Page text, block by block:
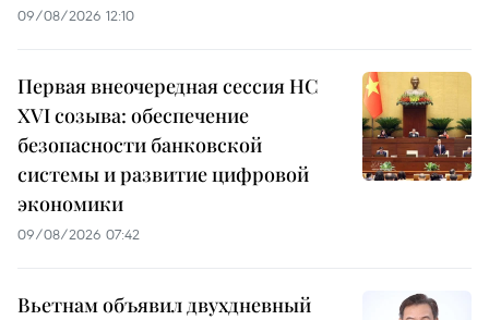
09/08/2026 12:10
Первая внеочередная сессия НС
XVI созыва: обеспечение
безопасности банковской
системы и развитие цифровой
экономики
09/08/2026 07:42
Вьетнам объявил двухдневный